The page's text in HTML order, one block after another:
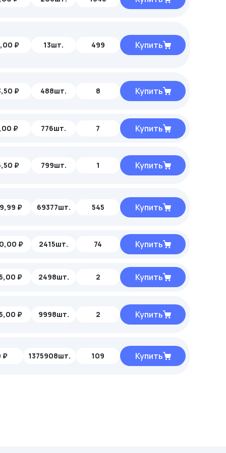
₽ 13шт. 499 Купить
₽ 488шт. 8 Купить
₽ 776шт. 7 Купить
₽ 799шт. 1 Купить
₽ 69377шт. 545 Купить
₽ 2415шт. 74 Купить
₽ 2498шт. 2 Купить
₽ 9998шт. 2 Купить
₽ 1375908шт. 109 Купить